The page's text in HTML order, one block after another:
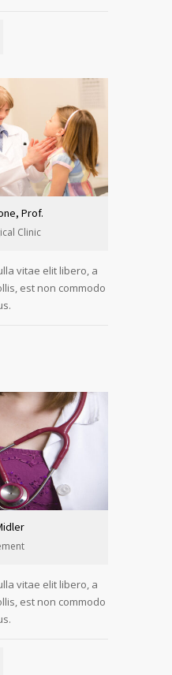
Prof.
Clinic
vitae elit libero, a
est non commodo
vitae elit libero, a
est non commodo